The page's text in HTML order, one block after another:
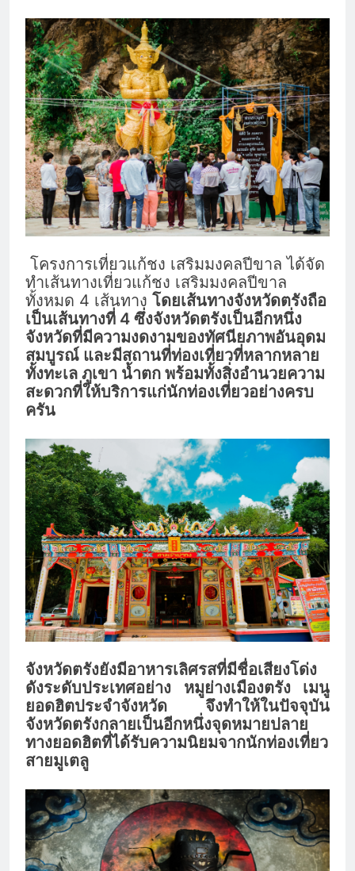
โครงการเที่ยวแก้ชง เสริมมงคลปีขาล ได้จัด
ทำเส้นทางเที่ยวแก้ชง เสริมมงคลปีขาล
ทั้งหมด 4 เส้นทาง โดยเส้นทางจังหวัดตรังถือ
เป็นเส้นทางที่ 4 ซึ่งจังหวัดตรังเป็นอีกหนึ่ง
จังหวัดที่มีความงดงามของทัศนียภาพอันอุดม
สมบูรณ์ และมีสถานที่ท่องเที่ยวที่หลากหลาย
ทั้งทะเล ภูเขา น้ำตก พร้อมทั้งสิ่งอำนวยความ
สะดวกที่ให้บริการแก่นักท่องเที่ยวอย่างครบ
ครัน
จังหวัดตรังยังมีอาหารเลิศรสที่มีชื่อเสียงโด่ง
ดังระดับประเทศอย่าง หมูย่างเมืองตรัง เมนู
ยอดฮิตประจำจังหวัด จึงทำให้ในปัจจุบัน
จังหวัดตรังกลายเป็นอีกหนึ่งจุดหมายปลาย
ทางยอดฮิตที่ได้รับความนิยมจากนักท่องเที่ยว
สายมูเตลู